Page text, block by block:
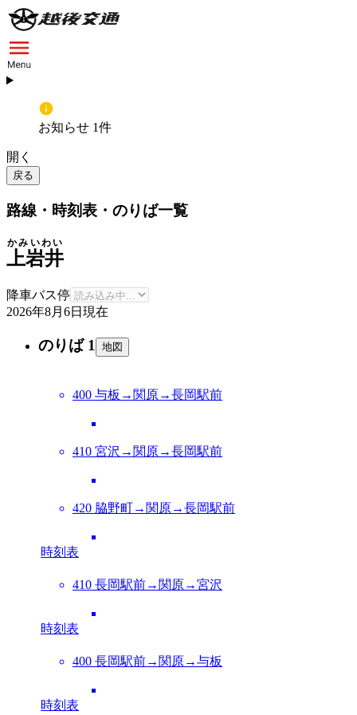
お知らせ 1件
開く
戻る
路線・時刻表・のりば一覧
上岩井
かみいわい
降車バス停
2026年8月6日 現在
のりば 1 地図
400 与板→関原→長岡駅前
410 宮沢→関原→長岡駅前
420 脇野町→関原→長岡駅前
時刻表
410 長岡駅前→関原→宮沢
時刻表
400 長岡駅前→関原→与板
時刻表